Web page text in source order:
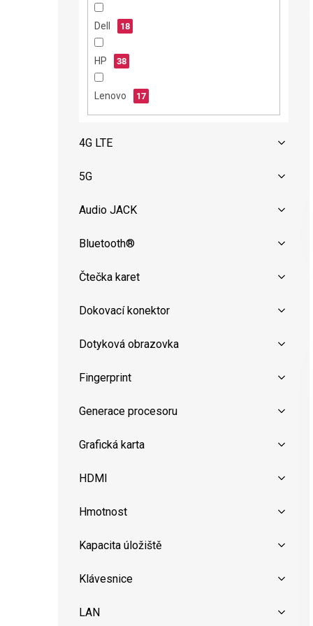
Dell 18
HP 38
Lenovo 17
4G LTE
5G
Audio JACK
Bluetooth®
Čtečka karet
Dokovací konektor
Dotyková obrazovka
Fingerprint
Generace procesoru
Grafická karta
HDMI
Hmotnost
Kapacita úložiště
Klávesnice
LAN